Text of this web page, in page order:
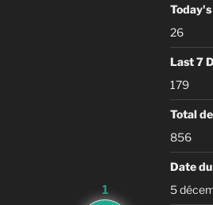
26
Last 7
179
Total
856
Date
5
1